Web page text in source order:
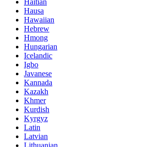
Hausa
Hawaiian
Hebrew
Hmong
Hungarian
Icelandic
Igbo
Javanese
Kannada
Kazakh
Khmer
Kurdish
Kyrgyz
Latin
Latvian
Lithuanian